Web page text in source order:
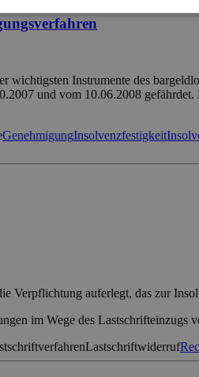
wichtigsten Instrumente des
und vom 10.06.2008
GenehmigungInsolvenzfestigkeit
auferlegt, das zur
im Wege des
Lastschriftwiderruf